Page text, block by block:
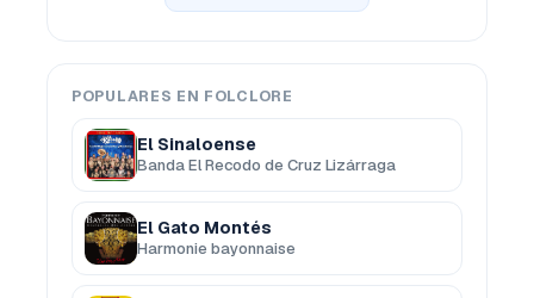
POPULARES EN FOLCLORE
El Sinaloense
Banda El Recodo de Cruz Lizárraga
El Gato Montés
Harmonie bayonnaise